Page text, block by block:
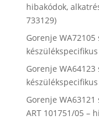
hibakódok,
733129)
Gorenje
Gorenje
Gorenje
ART 101751/05 –